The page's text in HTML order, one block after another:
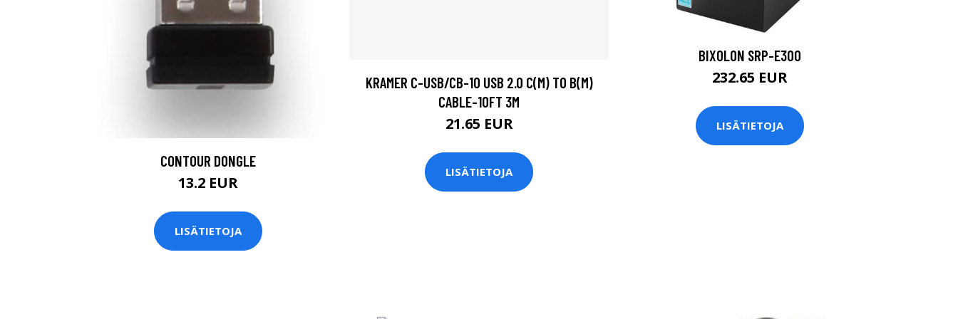
CONTOUR DONGLE
13.2 EUR
LISÄTIETOJA
KRAMER C-USB/CB-10 USB 2.0 C(M) TO B(M)
CABLE-10FT 3M
21.65 EUR
LISÄTIETOJA
BIXOLON SRP-E300
232.65 EUR
LISÄTIETOJA